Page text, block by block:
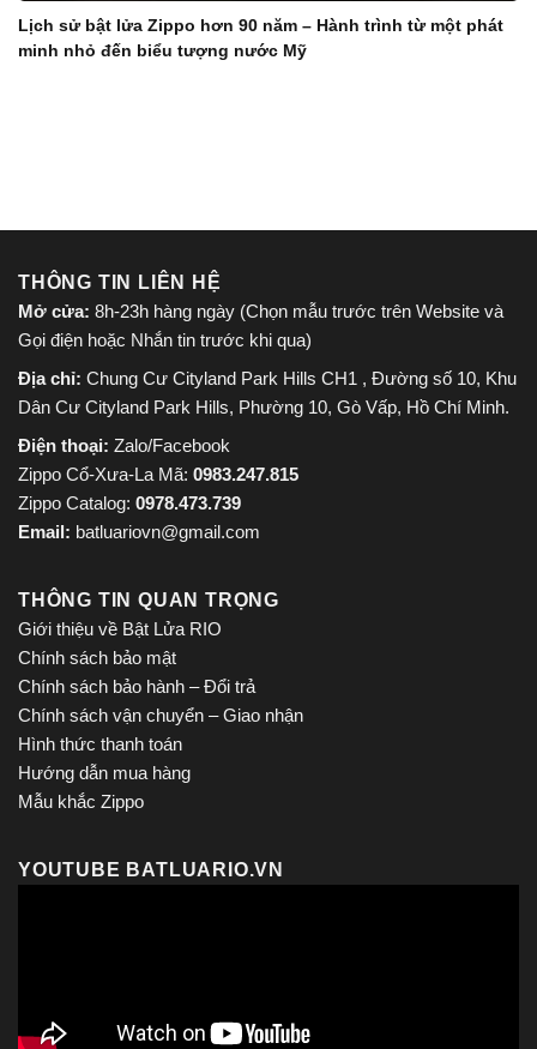
Lịch sử bật lửa Zippo hơn 90 năm – Hành trình từ một phát
minh nhỏ đến biểu tượng nước Mỹ
THÔNG TIN LIÊN HỆ
Mở cửa: 8h-23h hàng ngày (Chọn mẫu trước trên Website và
Gọi điện hoặc Nhắn tin trước khi qua)
Địa chỉ: Chung Cư Cityland Park Hills CH1 , Đường số 10, Khu
Dân Cư Cityland Park Hills, Phường 10, Gò Vấp, Hồ Chí Minh.
Điện thoại: Zalo/Facebook
Zippo Cổ-Xưa-La Mã: 0983.247.815
Zippo Catalog: 0978.473.739
Email: batluariovn@gmail.com
THÔNG TIN QUAN TRỌNG
Giới thiệu về Bật Lửa RIO
Chính sách bảo mật
Chính sách bảo hành – Đổi trả
Chính sách vận chuyển – Giao nhận
Hình thức thanh toán
Hướng dẫn mua hàng
Mẫu khắc Zippo
YOUTUBE BATLUARIO.VN